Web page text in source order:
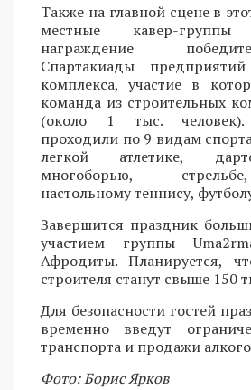
Также на главной сцене в
местные кавер-
награждение
Спартакиады предприятий
комплекса, участие в
команда из строительных
(около 1 тыс. человек).
проходили по 9 видам
легкой атлетике,
многоборью,
настольному теннису,
Завершится праздник
участием группы
Афродиты. Планируется,
строителя станут свыше 150
Для безопасности гостей
временно введут
транспорта и продажи
Фото: Борис Ярков